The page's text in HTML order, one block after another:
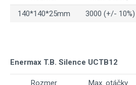
140*140*25mm
3000 (+/- 10%)
Enermax T.B. Silence UCTB12
Rozmer Max. otáčky